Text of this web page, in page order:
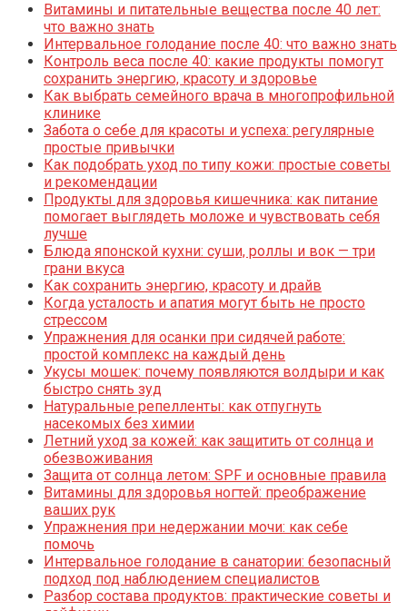
Витамины и питательные вещества после 40 лет:
что важно знать
Интервальное голодание после 40: что важно знать
Контроль веса после 40: какие продукты помогут
сохранить энергию, красоту и здоровье
Как выбрать семейного врача в многопрофильной
клинике
Забота о себе для красоты и успеха: регулярные
простые привычки
Как подобрать уход по типу кожи: простые советы
и рекомендации
Продукты для здоровья кишечника: как питание
помогает выглядеть моложе и чувствовать себя
лучше
Блюда японской кухни: суши, роллы и вок — три
грани вкуса
Как сохранить энергию, красоту и драйв
Когда усталость и апатия могут быть не просто
стрессом
Упражнения для осанки при сидячей работе:
простой комплекс на каждый день
Укусы мошек: почему появляются волдыри и как
быстро снять зуд
Натуральные репелленты: как отпугнуть
насекомых без химии
Летний уход за кожей: как защитить от солнца и
обезвоживания
Защита от солнца летом: SPF и основные правила
Витамины для здоровья ногтей: преображение
ваших рук
Упражнения при недержании мочи: как себе
помочь
Интервальное голодание в санатории: безопасный
подход под наблюдением специалистов
Разбор состава продуктов: практические советы и